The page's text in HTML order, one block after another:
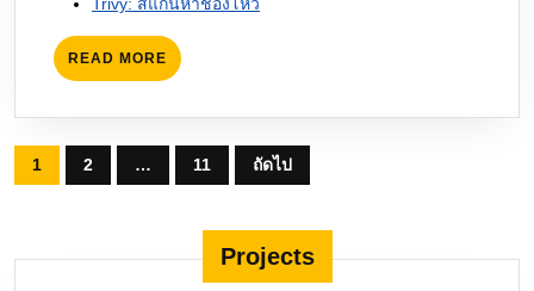
Trivy: สแกนหาช่องโหว่
READ MORE READ
MORE
Posts
pagination
1 2 … 11 ถัดไป
Projects